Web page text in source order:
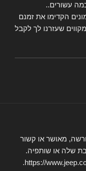
עשורים..
הקדימו את זמנם
שעזרנו לך לקבל
מאושר או קשור
שלה או שותפיה.
האתר הרשמי של ג'יפ נמצא בכתובת https://www.jeep.com.